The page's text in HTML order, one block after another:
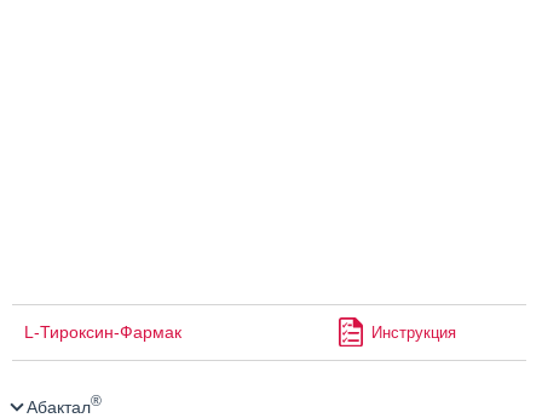
L-Тироксин-Фармак Инструкция
Абактал®